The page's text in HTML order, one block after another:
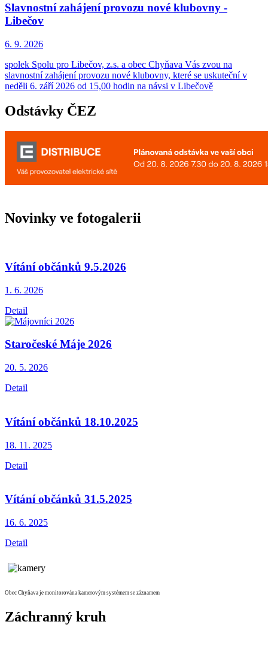
Slavnostní zahájení provozu nové klubovny -
Libečov
6. 9. 2026
spolek Spolu pro Libečov, z.s. a obec Chyňava Vás zvou na
slavnostní zahájení provozu nové klubovny, které se uskuteční v
neděli 6. září 2026 od 15,00 hodin na návsi v Libečově
Odstávky ČEZ
Novinky ve fotogalerii
Vítání občánků 9.5.2026
1. 6. 2026
Detail
Staročeské Máje 2026
20. 5. 2026
Detail
Vítání občánků 18.10.2025
18. 11. 2025
Detail
Vítání občánků 31.5.2025
16. 6. 2025
Detail
Obec Chyňava je monitorována kamerovým systémem se záznamem
Záchranný kruh